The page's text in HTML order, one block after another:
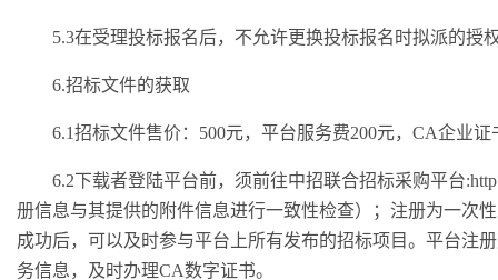
5.3在受理投标报名后，不允许更换投标报名时拟派的授
6.招标文件的获取
6.1招标文件售价：500元，平台服务费200元，CA企业
6.2下载者登陆平台前，须前往中招联合招标采购平台
册信息与其提供的附件信息进行一致性检查）；注册为一次
成功后，可以及时参与平台上所有发布的招标项目。平台注
务信息，及时办理CA数字证书。